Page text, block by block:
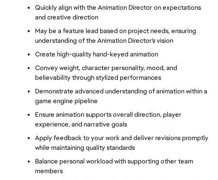
Quickly align with the Animation Director on expectations
and creative direction
May be a feature lead based on project needs, ensuring
understanding of the Animation Director's vision
Create high-quality hand-keyed animation
Convey weight, character personality, mood, and
believability through stylized performances
Demonstrate advanced understanding of animation within a
game engine pipeline
Ensure animation supports overall direction, player
experience, and narrative goals
Apply feedback to your work and deliver revisions promptly
while maintaining quality standards
Balance personal workload with supporting other team
members